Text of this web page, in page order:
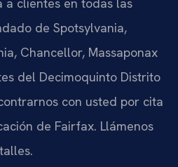
a clientes en todas las
de Spotsylvania,
Chancellor, Massaponax
del Decimoquinto Distrito
con usted por cita
de Fairfax. Llámenos